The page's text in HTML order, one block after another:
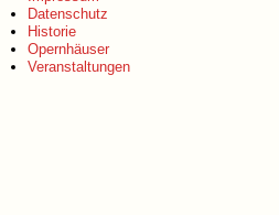
Datenschutz
Historie
Opernhäuser
Veranstaltungen